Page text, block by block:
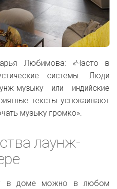
Любимова: «Часто в
системы. Люди
музыку или индийские
тексты успокаивают
музыку громко».
лаунж-
в доме можно в любом